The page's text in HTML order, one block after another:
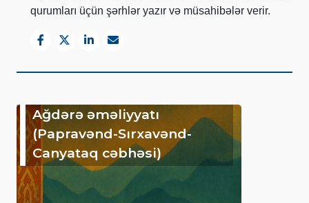
qurumları üçün şərhlər yazır və müsahibələr verir.
Ağdərə əməliyyatı
(Papravənd-Sırxavənd-
Canyataq cəbhəsi)